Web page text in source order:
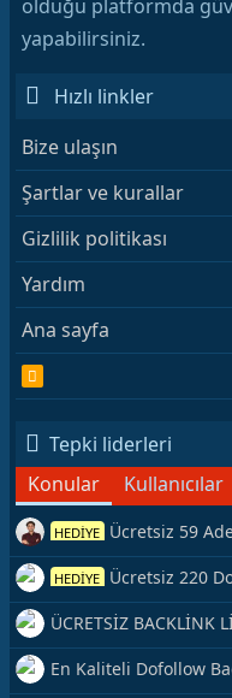
olduğu platformda
yapabilirsiniz.
Hızlı linkler
Bize ulaşın
Şartlar ve kurallar
Gizlilik politikası
Yardım
Ana sayfa
S
Tepki liderleri
Konular
Kullanıcılar
HEDİYE Ücretsiz 59
Kaynağı Veriyorum.
HEDİYE Ücretsiz 220
Veriyorum
ÜCRETSİZ BACKLİNK
Hemen Yetiş!
En Kaliteli Dofollow